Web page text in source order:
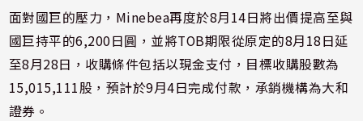
面對國巨的壓力，Minebea再度於8月14日將出價提高至與
國巨持平的6,200日圓，並將TOB期限從原定的8月18日延
至8月28日，收購條件包括以現金支付，目標收購股數為
15,015,111股，預計於9月4日完成付款，承銷機構為大和
證券。